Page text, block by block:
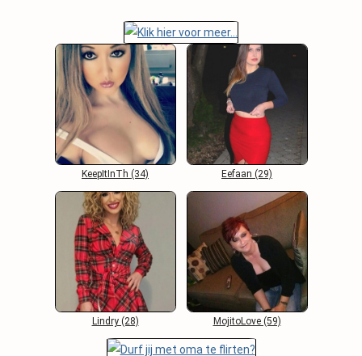
KeepItInTh (34) Eefaan (29)
Lindry (28) MojitoLove (59)